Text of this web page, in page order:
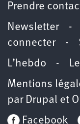
Prendre
Newsletter -
connecter-
L’hebdo -
Mentions
par Drupal et
Facebook